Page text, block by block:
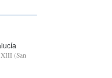
(San